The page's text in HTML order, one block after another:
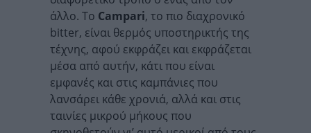
άλλο. Το Campari, το πιο διαχρονικό
bitter, είναι θερμός υποστηρικτής της
τέχνης, αφού εκφράζει και εκφράζεται
μέσα από αυτήν, κάτι που είναι
εμφανές και στις καμπάνιες που
λανσάρει κάθε χρονιά, αλλά και στις
ταινίες μικρού μήκους που